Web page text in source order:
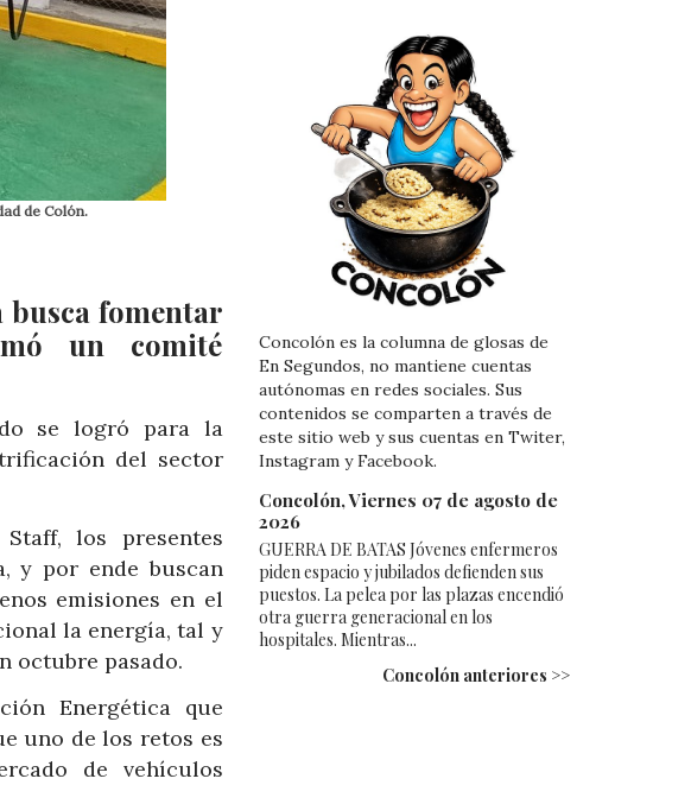
de Colón.
busca fomentar
un comité
se logró para la
del sector
los presentes
y por ende buscan
emisiones en el
la energía, tal y
octubre pasado.
Energética que
uno de los retos es
de vehículos
Concolón es la columna de glosas de
En Segundos, no mantiene cuentas
autónomas en redes sociales. Sus
contenidos se comparten a través de
este sitio web y sus cuentas en Twiter,
Instagram y Facebook.
Concolón, Viernes 07 de agosto de
2026
GUERRA DE BATAS Jóvenes enfermeros
piden espacio y jubilados defienden sus
puestos. La pelea por las plazas encendió
otra guerra generacional en los
hospitales. Mientras...
Concolón anteriores >>